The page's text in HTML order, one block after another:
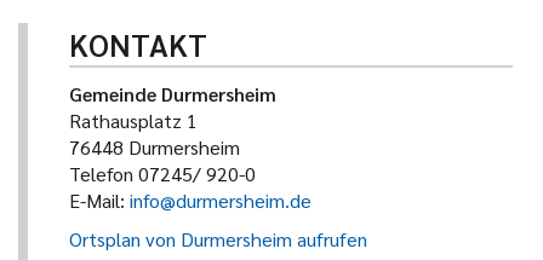
KONTAKT
Gemeinde Durmersheim
Rathausplatz 1
76448 Durmersheim
Telefon 07245/ 920-0
E-Mail: info@durmersheim.de
Ortsplan von Durmersheim aufrufen